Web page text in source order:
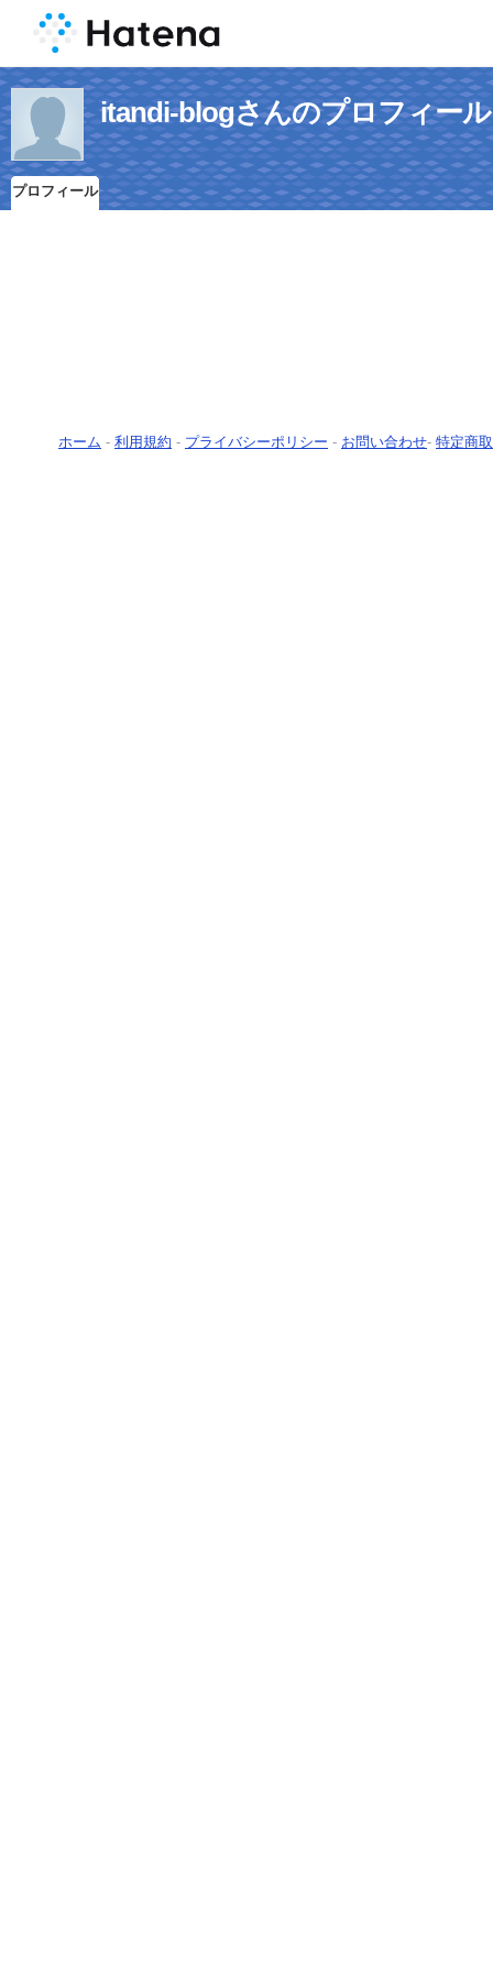
itandi-blogさんのプロフィール
プロフィール
ホーム - 利用規約 - プライバシーポリシー - お問い合わせ- 特定商